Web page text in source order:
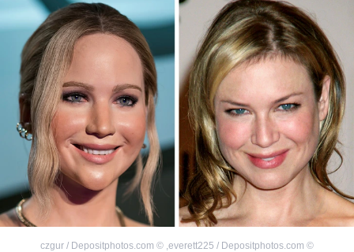
©
everett225 / Depositphotos.com
©
czgur / Depositphotos.com